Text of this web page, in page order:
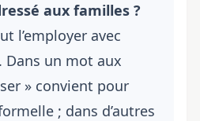
aux familles ?
l’employer avec
un mot aux
» convient pour
; dans d’autres